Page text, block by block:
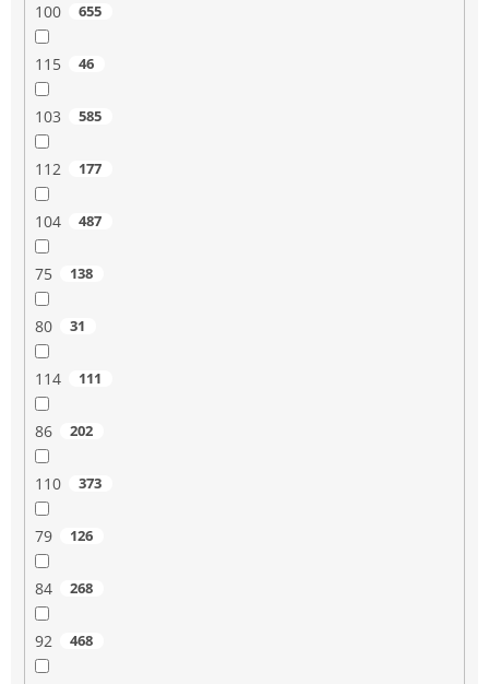
100 655
115 46
103 585
112 177
104 487
75 138
80 31
114 111
86 202
110 373
79 126
84 268
92 468